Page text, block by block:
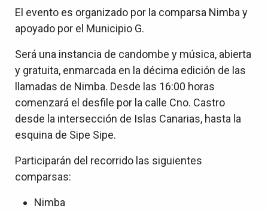
El evento es organizado por la comparsa Nimba y
apoyado por el Municipio G.
Será una instancia de candombe y música, abierta
y gratuita, enmarcada en la décima edición de las
llamadas de Nimba. Desde las 16:00 horas
comenzará el desfile por la calle Cno. Castro
desde la intersección de Islas Canarias, hasta la
esquina de Sipe Sipe.
Participarán del recorrido las siguientes
comparsas:
Nimba